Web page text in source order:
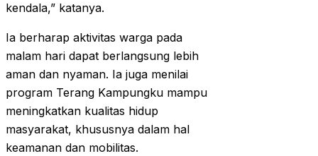
kendala,” katanya.
Ia berharap aktivitas warga pada
malam hari dapat berlangsung lebih
aman dan nyaman. Ia juga menilai
program Terang Kampungku mampu
meningkatkan kualitas hidup
masyarakat, khususnya dalam hal
keamanan dan mobilitas.